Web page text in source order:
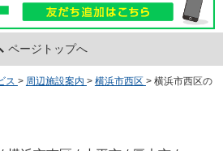
ページトップへ
ス > 周辺施設案内 > 横浜市西区 > 横浜市西区の